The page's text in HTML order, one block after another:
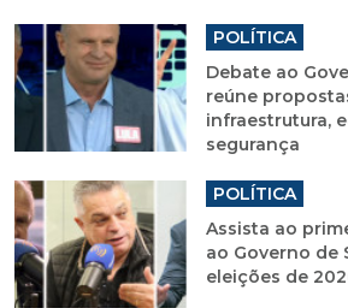
POLÍTICA
Debate ao
reúne
infraestrutura,
segurança
POLÍTICA
Assista ao
ao Governo de
eleições de